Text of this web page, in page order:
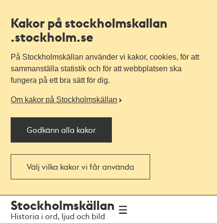
Kakor på stockholmskallan
.stockholm.se
På Stockholmskällan använder vi kakor, cookies, för att
sammanställa statistik och för att webbplatsen ska
fungera på ett bra sätt för dig.
Om kakor på Stockholmskällan
Godkänn alla kakor
Välj vilka kakor vi får använda
navigationen
huvudinnehållet
Stockholmskällan
Historia i ord, ljud och bild